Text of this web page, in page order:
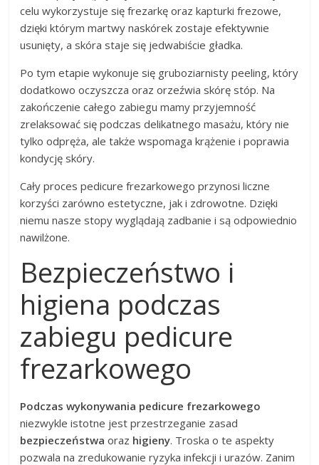
celu wykorzystuje się frezarkę oraz kapturki frezowe,
dzięki którym martwy naskórek zostaje efektywnie
usunięty, a skóra staje się jedwabiście gładka.
Po tym etapie wykonuje się gruboziarnisty peeling, który
dodatkowo oczyszcza oraz orzeźwia skórę stóp. Na
zakończenie całego zabiegu mamy przyjemność
zrelaksować się podczas delikatnego masażu, który nie
tylko odpręża, ale także wspomaga krążenie i poprawia
kondycję skóry.
Cały proces pedicure frezarkowego przynosi liczne
korzyści zarówno estetyczne, jak i zdrowotne. Dzięki
niemu nasze stopy wyglądają zadbanie i są odpowiednio
nawilżone.
Bezpieczeństwo i
higiena podczas
zabiegu pedicure
frezarkowego
Podczas wykonywania pedicure frezarkowego
niezwykle istotne jest przestrzeganie zasad
bezpieczeństwa oraz higieny. Troska o te aspekty
pozwala na zredukowanie ryzyka infekcji i urazów. Zanim